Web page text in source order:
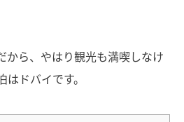
から、やはり観光も満喫しなけ
ドバイです。